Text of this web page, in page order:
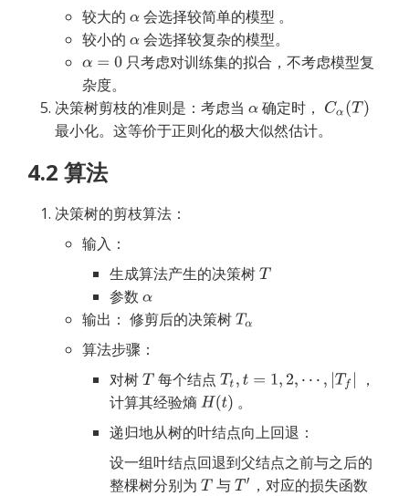
较大的
会选择较简单的模型 。
较小的
会选择较复杂的模型。
只考虑对训练集的拟合，不考虑模型复
杂度。
决策树剪枝的准则是：考虑当
确定时，
最小化。这等价于正则化的极大似然估计。
4.2 算法
决策树的剪枝算法：
输入：
生成算法产生的决策树
参数
输出： 修剪后的决策树
算法步骤：
对树
每个结点
，
计算其经验熵
。
递归地从树的叶结点向上回退：
设一组叶结点回退到父结点之前与之后的
整棵树分别为
与
，对应的损失函数